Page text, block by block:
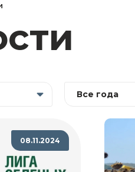
Все года
08.11.2024